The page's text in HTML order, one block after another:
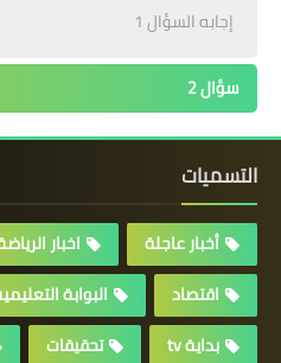
إجابه السؤال 1
سؤال 2
التسميات
أخبار عاجلة اخبار
اقتصاد
البوابة
بداية tv
تحقيقات